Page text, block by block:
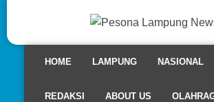
HOME LAMPUNG NASIONAL
REDAKSI ABOUT US